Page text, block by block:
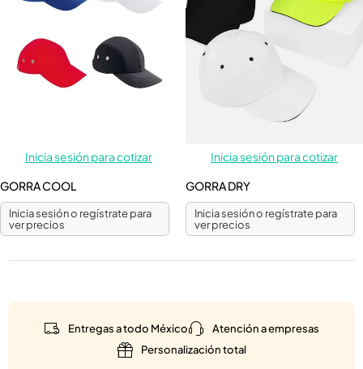
Inicia sesión para cotizar
GORRA COOL
Inicia sesión o regístrate para
ver precios
Inicia sesión para cotizar
GORRA DRY
Inicia sesión o regístrate para
ver precios
Entregas a todo México
Atención a empresas
Personalización total